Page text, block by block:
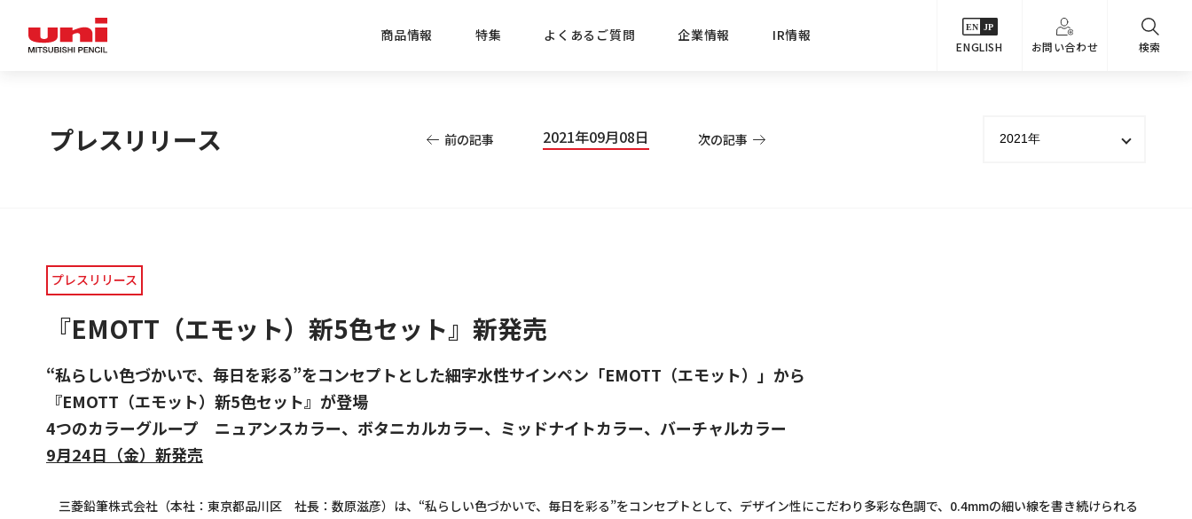
商品情報
新商品 目的・シーンでさがす
特集
おすすめコンテンツ
よくあるご質問 企業情報
経営方針 ごあいさつ
IR情報
IRニュース 株式情報
ENGLISH お問い合わせ 検索
プレスリリース 前の記事 2021年09月08日 次の記事
プレスリリース
『EMOTT（エモット）新5色セット』新発売
“私らしい色づかいで、毎日を彩る”をコンセプトとした細字水性サインペン「EMOTT （エモット）」から
『EMOTT（エモット）新5色セット』が登場
4つのカラーグループ ニュアンスカラー、ボタニカルカラー、ミッドナイトカラー、バーチャルカラー
9月24日（金）新発売
三菱鉛筆株式会社（本社：東京都品川区 社長：数原滋彦）は、“私らしい色づかいで、毎日を彩る”をコンセプトとして、デザイン性にこだわり多彩な色調で、 0.4mmの細い線を書き続けられる